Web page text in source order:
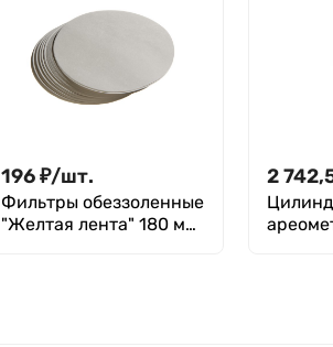
196₽/шт.
Фильтры обеззоленные
"Желтая лента" 180 мм,
2